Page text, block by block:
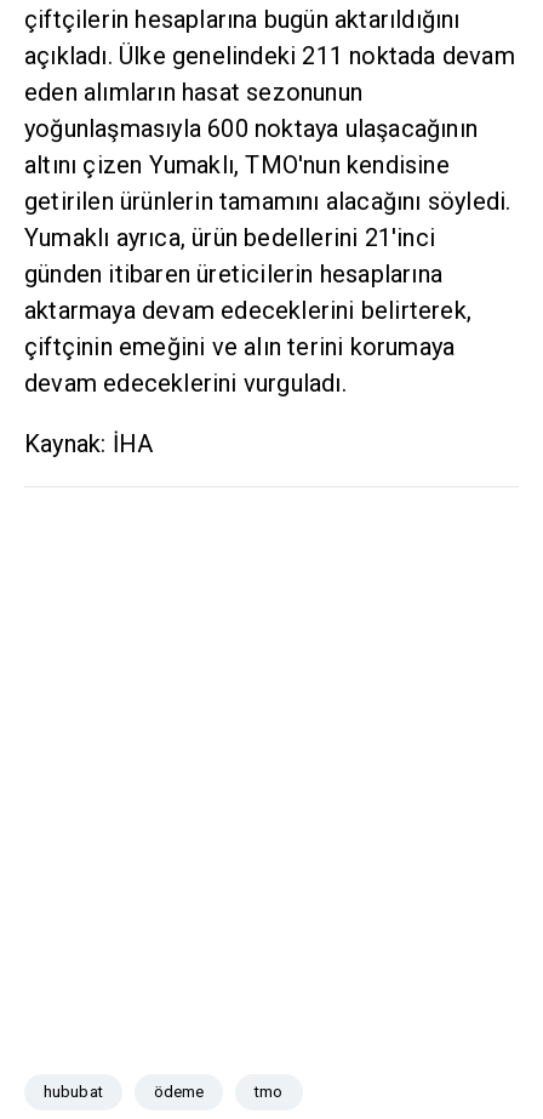
çiftçilerin hesaplarına bugün aktarıldığını
açıkladı. Ülke genelindeki 211 noktada devam
eden alımların hasat sezonunun
yoğunlaşmasıyla 600 noktaya ulaşacağının
altını çizen Yumaklı, TMO'nun kendisine
getirilen ürünlerin tamamını alacağını söyledi.
Yumaklı ayrıca, ürün bedellerini 21'inci
günden itibaren üreticilerin hesaplarına
aktarmaya devam edeceklerini belirterek,
çiftçinin emeğini ve alın terini korumaya
devam edeceklerini vurguladı.
Kaynak: İHA
hububat ödeme tmo